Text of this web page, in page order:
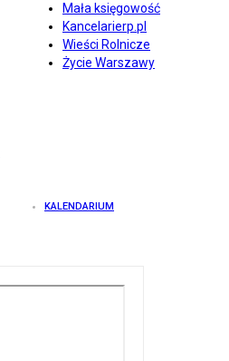
Mała księgowość
Kancelarierp.pl
Wieści Rolnicze
Życie Warszawy
KALENDARIUM